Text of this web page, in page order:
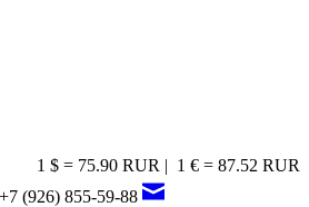
1 € = 87.52 RUR
1 $ = 75.90 RUR |
(926) 855-59-88